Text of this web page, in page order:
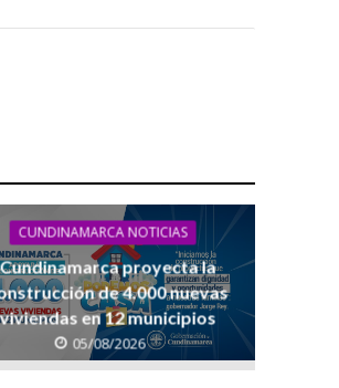
CUNDINAMARCA NOTICIAS
Cundinamarca proyecta la
de 4.000 nuevas
viviendas en 12 municipios
05/08/2026